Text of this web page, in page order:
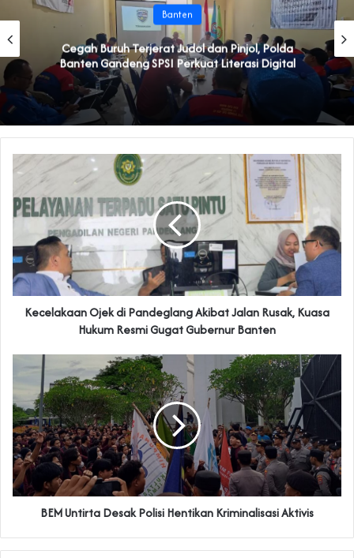
Banten
Cegah Buruh Terjerat Judol dan Pinjol, Polda
Banten Gandeng SPSI Perkuat Literasi Digital
Kecelakaan Ojek di Pandeglang Akibat Jalan Rusak, Kuasa
Hukum Resmi Gugat Gubernur Banten
BEM Untirta Desak Polisi Hentikan Kriminalisasi Aktivis